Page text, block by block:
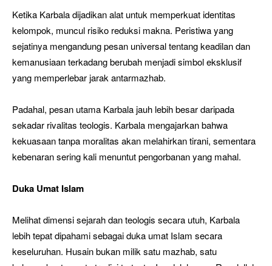
Ketika Karbala dijadikan alat untuk memperkuat identitas
kelompok, muncul risiko reduksi makna. Peristiwa yang
sejatinya mengandung pesan universal tentang keadilan dan
kemanusiaan terkadang berubah menjadi simbol eksklusif
yang memperlebar jarak antarmazhab.
Padahal, pesan utama Karbala jauh lebih besar daripada
sekadar rivalitas teologis. Karbala mengajarkan bahwa
kekuasaan tanpa moralitas akan melahirkan tirani, sementara
kebenaran sering kali menuntut pengorbanan yang mahal.
Duka Umat Islam
Melihat dimensi sejarah dan teologis secara utuh, Karbala
lebih tepat dipahami sebagai duka umat Islam secara
keseluruhan. Husain bukan milik satu mazhab, satu